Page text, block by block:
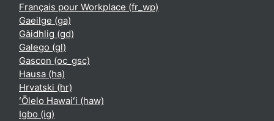
Français pour Workplace ‎(fr_wp)‎
Gaeilge ‎(ga)‎
Gàidhlig ‎(gd)‎
Galego ‎(gl)‎
Gascon ‎(oc_gsc)‎
Hausa ‎(ha)‎
Hrvatski ‎(hr)‎
ʻŌlelo Hawaiʻi ‎(haw)‎
Igbo ‎(ig)‎